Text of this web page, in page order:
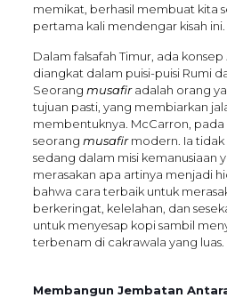
memikat, berhasil membuat kita
pertama kali mendengar kisah ini.
Dalam falsafah Timur, ada konsep
diangkat dalam puisi-puisi Rumi
Seorang musafiradalah orang
tujuan pasti, yang membiarkan
membentuknya. McCarron, pada
seorang musafirmodern. Ia
sedang dalam misi kemanusiaan
merasakan apa artinya menjadi
bahwa cara terbaik untuk
berkeringat, kelelahan, dan
untuk menyesap kopi sambil
terbenam di cakrawala yang luas.
Membangun Jembatan